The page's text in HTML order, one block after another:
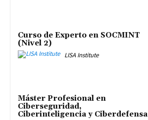
Curso de Experto en SOCMINT
(Nivel 2)
LISA Institute
Máster Profesional en
Ciberseguridad,
Ciberinteligencia y Ciberdefensa